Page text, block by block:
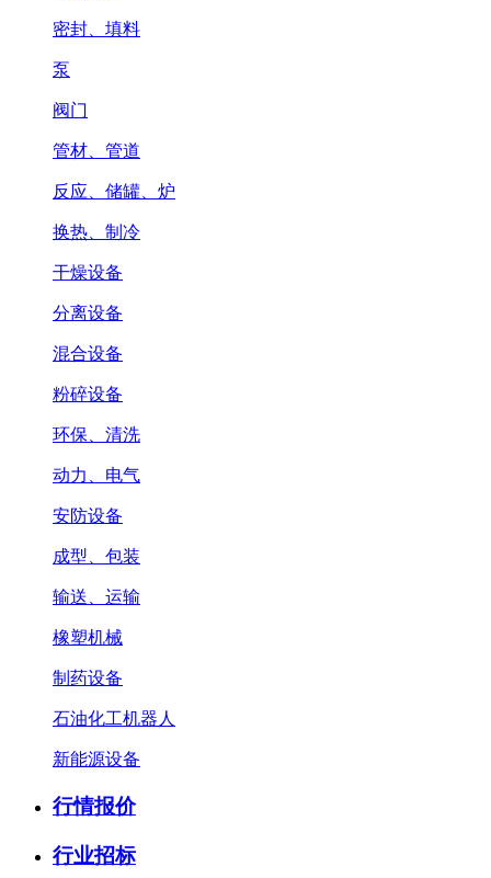
密封、填料
泵
阀门
管材、管道
反应、储罐、炉
换热、制冷
干燥设备
分离设备
混合设备
粉碎设备
环保、清洗
动力、电气
安防设备
成型、包装
输送、运输
橡塑机械
制药设备
石油化工机器人
新能源设备
行情报价
行业招标